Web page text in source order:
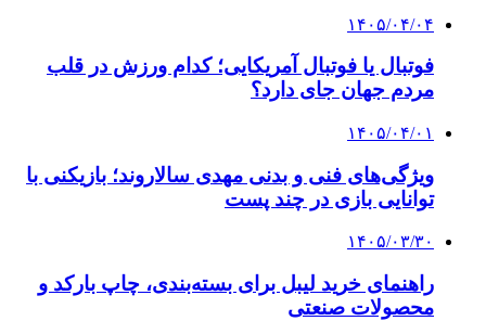
۱۴۰۵/۰۴/۰۴
فوتبال یا فوتبال آمریکایی؛ کدام ورزش در قلب
مردم جهان جای دارد؟
۱۴۰۵/۰۴/۰۱
ویژگی‌های فنی و بدنی مهدی سالاروند؛ بازیکنی با
توانایی بازی در چند پست
۱۴۰۵/۰۳/۳۰
راهنمای خرید لیبل برای بسته‌بندی، چاپ بارکد و
محصولات صنعتی